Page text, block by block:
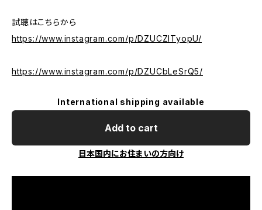
試聴はこちらから
https://www.instagram.com/p/DZUCZlTyopU/
https://www.instagram.com/p/DZUCbLeSrQ5/
International shipping available
Add to cart
日本国内にお住まいの方向け